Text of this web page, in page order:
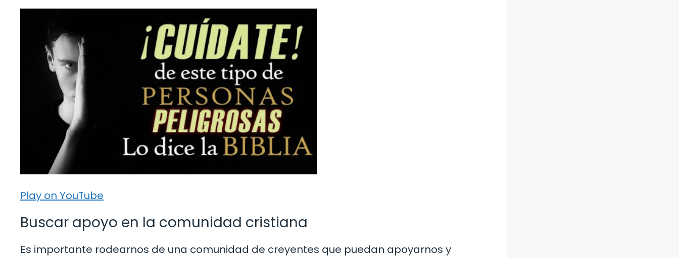
Play on YouTube
Buscar apoyo en la comunidad cristiana
Es importante rodearnos de una comunidad de creyentes que puedan apoyarnos y